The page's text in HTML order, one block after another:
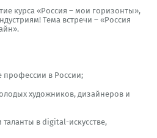
курса «Россия – мои горизонты»,
Тема встречи – «Россия
профессии в России;
художников, дизайнеров и
в digital-искусстве,